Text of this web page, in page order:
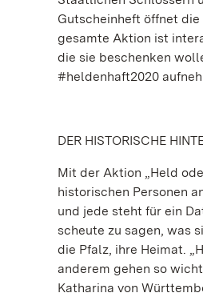
Gutscheinheft öffnet die
gesamte Aktion ist
die sie beschenken
#heldenhaft2020
DER HISTORISCHE
Mit der Aktion „Held
historischen Personen
und jede steht für ein
scheute zu sagen, was
die Pfalz, ihre Heimat.
anderem gehen so
Katharina von